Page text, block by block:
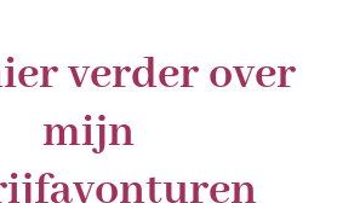
verder over
mijn